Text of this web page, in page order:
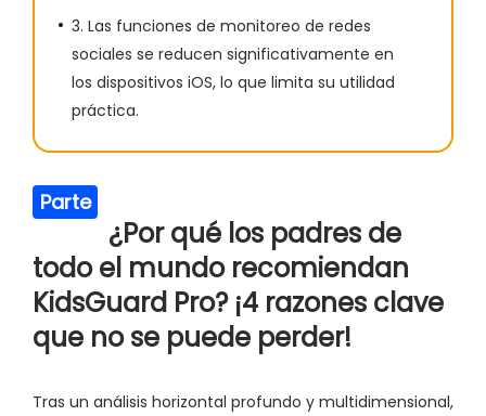
3. Las funciones de monitoreo de redes
sociales se reducen significativamente en
los dispositivos iOS, lo que limita su utilidad
práctica.
Parte
¿Por qué los padres de
todo el mundo recomiendan
KidsGuard Pro? ¡4 razones clave
que no se puede perder!
Tras un análisis horizontal profundo y multidimensional,